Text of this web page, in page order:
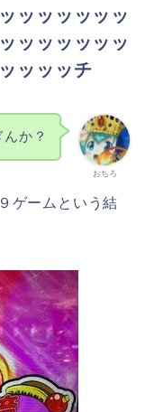
ッッッッッッ
ッッッッッッ
ッッッチ
おちろ
か？
ゲームという結